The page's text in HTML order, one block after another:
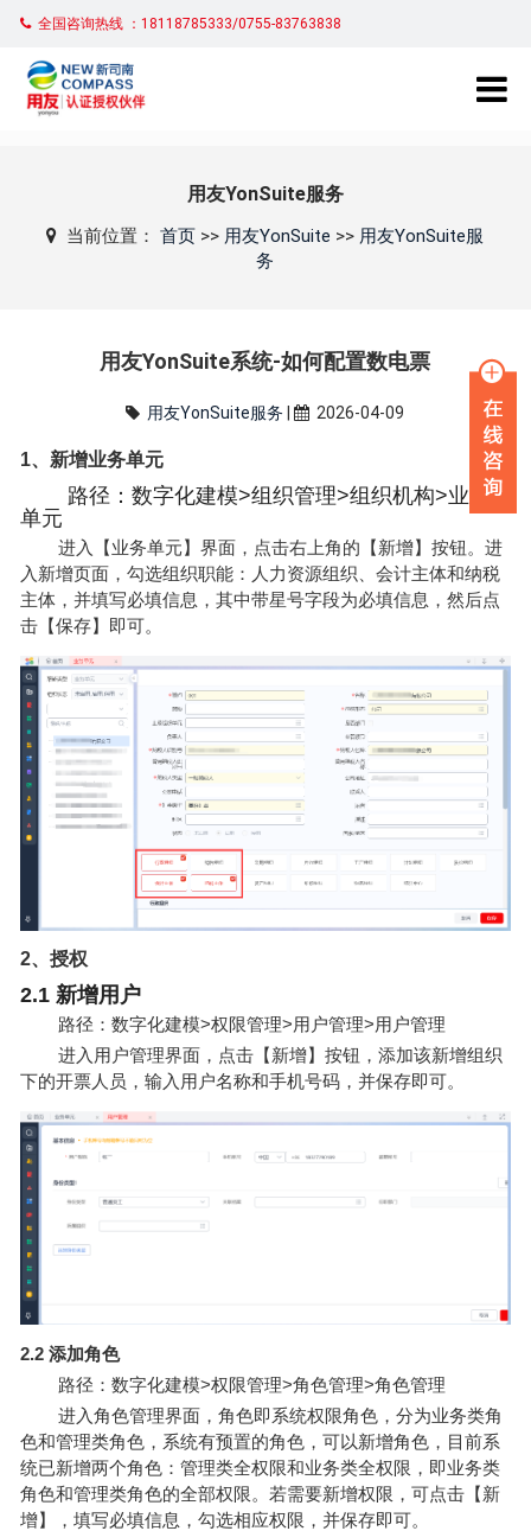
全国咨询热线 ：18118785333/0755-83763838
用友YonSuite服务
当前位置：首页 >> 用友YonSuite >> 用友YonSuite服
务
用友YonSuite系统-如何配置数电票
用友YonSuite服务 | 2026-04-09
1、新增业务单元
路径：数字化建模>组织管理>组织机构>业务
单元
进入【业务单元】界面，点击右上角的【新增】按钮。进
入新增页面，勾选组织职能：人力资源组织、会计主体和纳税
主体，并填写必填信息，其中带星号字段为必填信息，然后点
击【保存】即可。
2、授权
2.1 新增用户
路径：数字化建模>权限管理>用户管理>用户管理
进入用户管理界面，点击【新增】按钮，添加该新增组织
下的开票人员，输入用户名称和手机号码，并保存即可。
2.2 添加角色
路径：数字化建模>权限管理>角色管理>角色管理
进入角色管理界面，角色即系统权限角色，分为业务类角
色和管理类角色，系统有预置的角色，可以新增角色，目前系
统已新增两个角色：管理类全权限和业务类全权限，即业务类
角色和管理类角色的全部权限。若需要新增权限，可点击【新
增】，填写必填信息，勾选相应权限，并保存即可。